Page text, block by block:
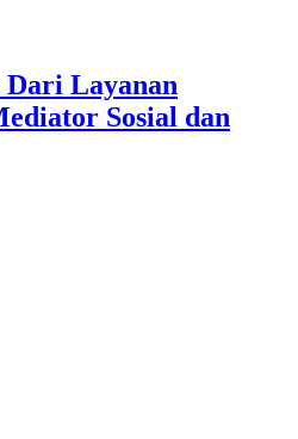
Layanan
Sosial dan